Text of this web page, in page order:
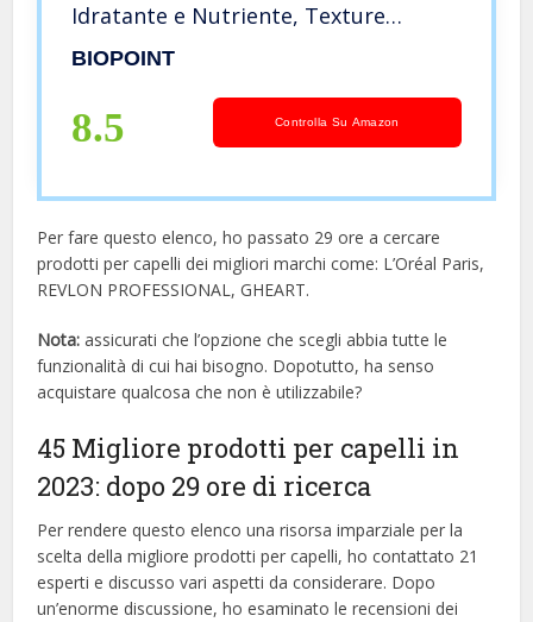
Idratante e Nutriente, Texture
Invisibile, Dona Protezione e
BIOPOINT
8.5 Controlla Su Amazon
Per fare questo elenco, ho passato 29 ore a cercare
prodotti per capelli dei migliori marchi come: L’Oréal Paris,
REVLON PROFESSIONAL, GHEART.
Nota: assicurati che l’opzione che scegli abbia tutte le
funzionalità di cui hai bisogno. Dopotutto, ha senso
acquistare qualcosa che non è utilizzabile?
45 Migliore prodotti per capelli in
2023: dopo 29 ore di ricerca
Per rendere questo elenco una risorsa imparziale per la
scelta della migliore prodotti per capelli, ​​ho contattato 21
esperti e discusso vari aspetti da considerare. Dopo
un’enorme discussione, ho esaminato le recensioni dei